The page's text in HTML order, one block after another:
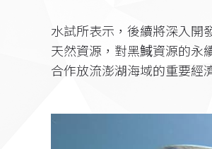
水試所表示，後續將深入開
天然資源，對黑䱛資源的永
合作放流澎湖海域的重要經